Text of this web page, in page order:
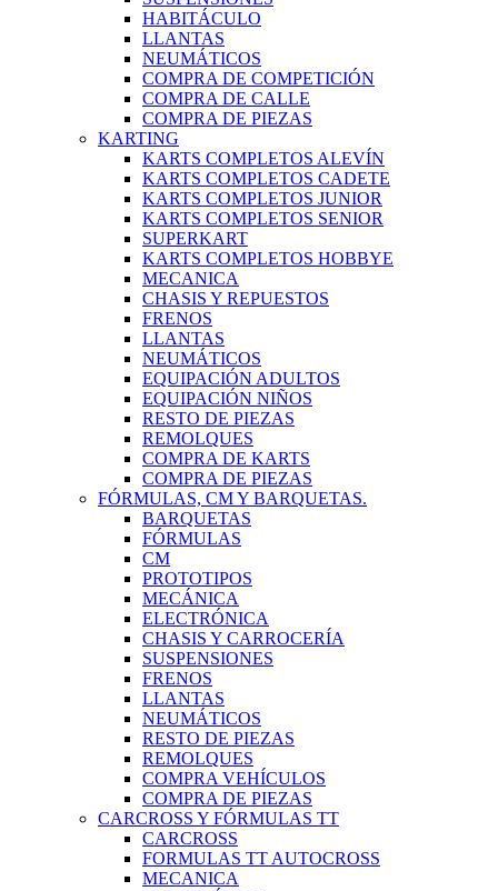
HABITÁCULO
LLANTAS
NEUMÁTICOS
COMPRA DE COMPETICIÓN
COMPRA DE CALLE
COMPRA DE PIEZAS
KARTING
KARTS COMPLETOS ALEVÍN
KARTS COMPLETOS CADETE
KARTS COMPLETOS JUNIOR
KARTS COMPLETOS SENIOR
SUPERKART
KARTS COMPLETOS HOBBYE
MECANICA
CHASIS Y REPUESTOS
FRENOS
LLANTAS
NEUMÁTICOS
EQUIPACIÓN ADULTOS
EQUIPACIÓN NIÑOS
RESTO DE PIEZAS
REMOLQUES
COMPRA DE KARTS
COMPRA DE PIEZAS
FÓRMULAS, CM Y BARQUETAS.
BARQUETAS
FÓRMULAS
CM
PROTOTIPOS
MECÁNICA
ELECTRÓNICA
CHASIS Y CARROCERÍA
SUSPENSIONES
FRENOS
LLANTAS
NEUMÁTICOS
RESTO DE PIEZAS
REMOLQUES
COMPRA VEHÍCULOS
COMPRA DE PIEZAS
CARCROSS Y FÓRMULAS TT
CARCROSS
FORMULAS TT AUTOCROSS
MECANICA